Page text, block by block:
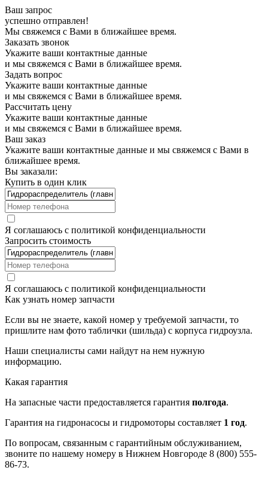
Ваш запрос
успешно отправлен!
Мы свяжемся с Вами в ближайшее время.
Заказать звонок
Укажите ваши контактные данные
и мы свяжемся с Вами в ближайшее время.
Задать вопрос
Укажите ваши контактные данные
и мы свяжемся с Вами в ближайшее время.
Рассчитать цену
Укажите ваши контактные данные
и мы свяжемся с Вами в ближайшее время.
Ваш заказ
Укажите ваши контактные данные и мы свяжемся с Вами в
ближайшее время.
Вы заказали:
Купить в один клик
Я соглашаюсь с политикой конфиденциальности
Запросить стоимость
Я соглашаюсь с политикой конфиденциальности
Как узнать номер запчасти
Если вы не знаете, какой номер у требуемой запчасти, то
пришлите нам фото таблички (шильда) с корпуса гидроузла.
Наши специалисты сами найдут на нем нужную
информацию.
Какая гарантия
На запасные части предоставляется гарантия полгода.
Гарантия на гидронасосы и гидромоторы составляет 1 год.
По вопросам, связанным с гарантийным обслуживанием,
звоните по нашему номеру в Нижнем Новгороде 8 (800) 555-
86-73.